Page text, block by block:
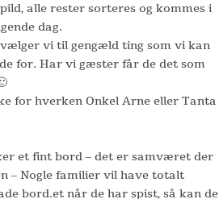
alle rester sorteres og kommes i
dag.
vi til gengæld ting som vi kan
for. Har vi gæster får de det som
for hverken Onkel Arne eller Tanta
et fint bord – det er samværet der
– Nogle familier vil have totalt
bord.et når de har spist, så kan de